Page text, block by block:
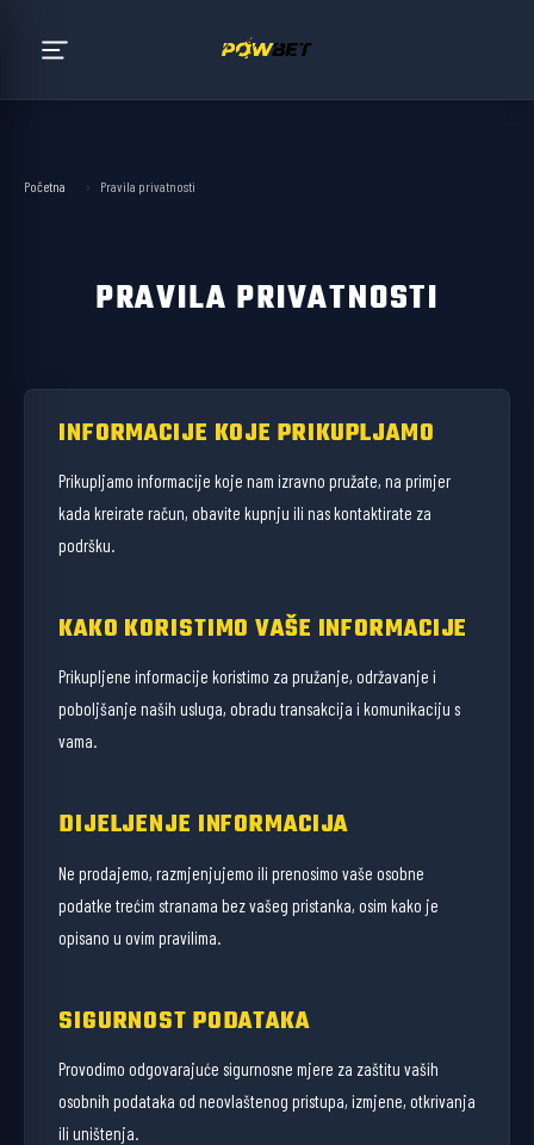
Početna › Pravila privatnosti
PRAVILA PRIVATNOSTI
INFORMACIJE KOJE PRIKUPLJAMO
Prikupljamo informacije koje nam izravno pružate, na primjer
kada kreirate račun, obavite kupnju ili nas kontaktirate za
podršku.
KAKO KORISTIMO VAŠE INFORMACIJE
Prikupljene informacije koristimo za pružanje, održavanje i
poboljšanje naših usluga, obradu transakcija i komunikaciju s
vama.
DIJELJENJE INFORMACIJA
Ne prodajemo, razmjenjujemo ili prenosimo vaše osobne
podatke trećim stranama bez vašeg pristanka, osim kako je
opisano u ovim pravilima.
SIGURNOST PODATAKA
Provodimo odgovarajuće sigurnosne mjere za zaštitu vaših
osobnih podataka od neovlaštenog pristupa, izmjene, otkrivanja
ili uništenja.